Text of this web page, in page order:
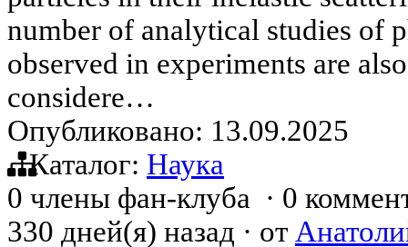
number of analytical studies of
observed in experiments are
considere…
Опубликовано: 13.09.2025
Каталог: Наука
0 члены фан-клуба · 0
330 дней(я) назад · от